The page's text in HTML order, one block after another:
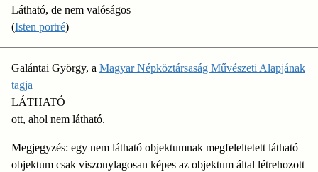
Látható, de nem valóságos
(Isten portré)
Galántai György, a Magyar Népköztársaság Művészeti Alapjának
tagja
LÁTHATÓ
ott, ahol nem látható.
Megjegyzés: egy nem látható objektumnak megfeleltetett látható
objektum csak viszonylagosan képes az objektum által létrehozott